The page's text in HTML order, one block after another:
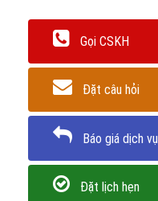
Gọi CSKH
Đặt câu hỏi
Báo giá dịch vụ
Đặt lịch hẹn